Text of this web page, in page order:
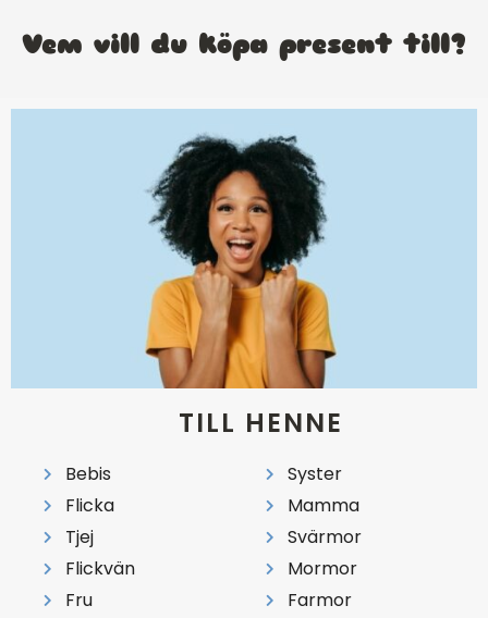
Vem vill du köpa present till?
TILL HENNE
Bebis
Flicka
Tjej
Flickvän
Fru
Syster
Mamma
Svärmor
Mormor
Farmor